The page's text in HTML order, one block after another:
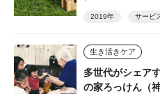
2019年 サービ
生き活きケア
多世代がシェア
の家ろっけん（神